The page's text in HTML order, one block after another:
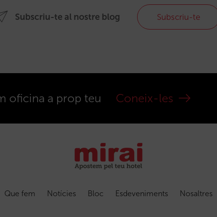
Subscriu-te al nostre blog Subscriu-te
oficina a prop teu Coneix-les
Que fem Notícies Bloc Esdeveniments Nosaltres